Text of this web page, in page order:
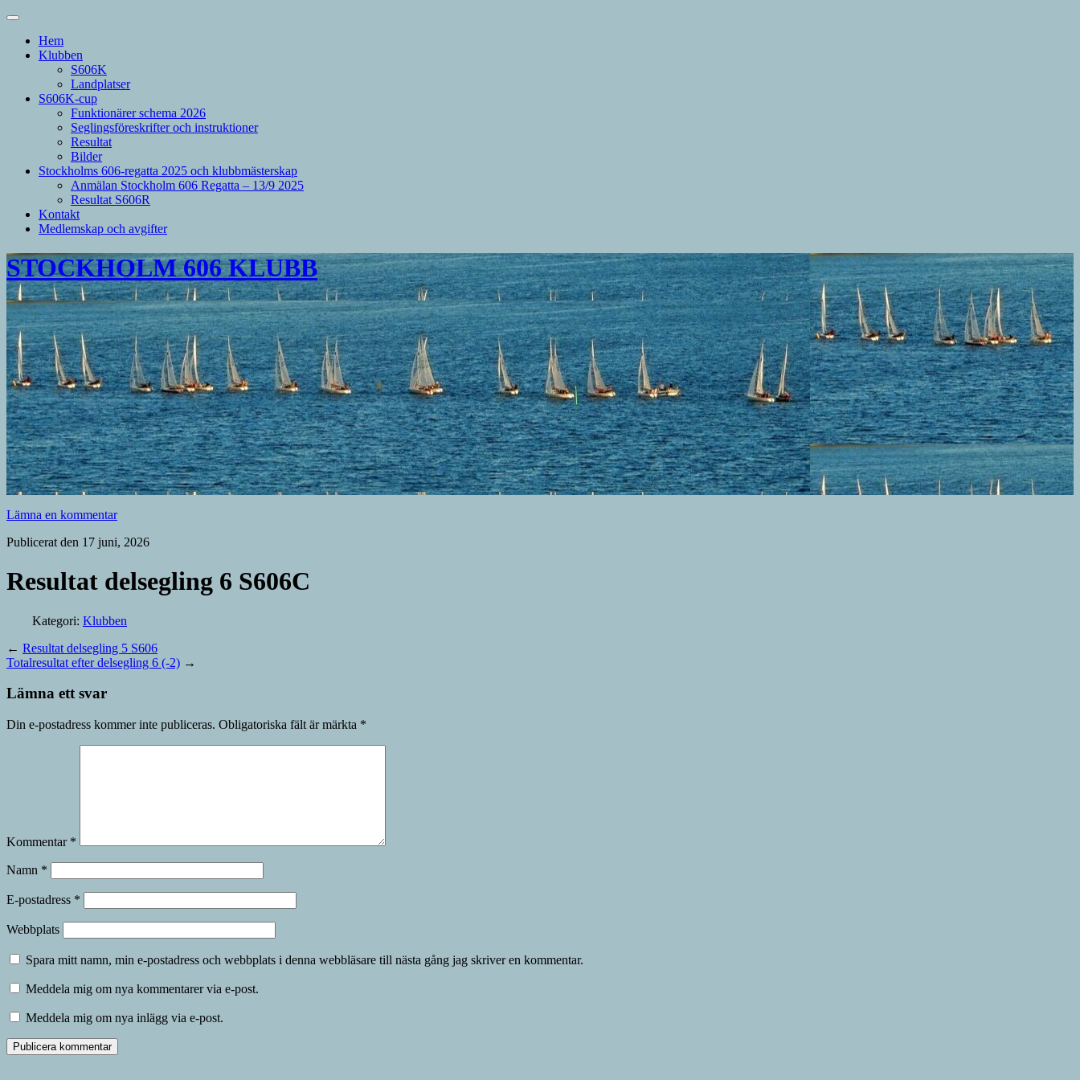
Hem
Klubben
S606K
Landplatser
S606K-cup
Funktionärer schema 2026
Seglingsföreskrifter och instruktioner
Resultat
Bilder
Stockholms 606-regatta 2025 och klubbmästerskap
Anmälan Stockholm 606 Regatta – 13/9 2025
Resultat S606R
Kontakt
Medlemskap och avgifter
STOCKHOLM 606 KLUBB
Lämna en kommentar
Publicerat den 17 juni, 2026
Resultat delsegling 6 S606C
Kategori: Klubben
← Resultat delsegling 5 S606
Totalresultat efter delsegling 6 (-2) →
Lämna ett svar
Din e-postadress kommer inte publiceras. Obligatoriska fält är märkta *
Kommentar *
Namn *
E-postadress *
Webbplats
Spara mitt namn, min e-postadress och webbplats i denna webbläsare till nästa gång jag skriver en kommentar.
Meddela mig om nya kommentarer via e-post.
Meddela mig om nya inlägg via e-post.